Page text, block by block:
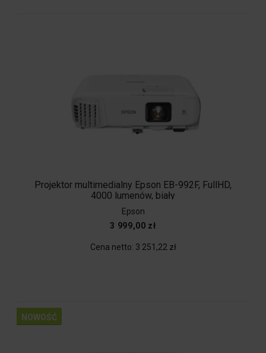
Projektor multimedialny Epson EB-992F, FullHD,
4000 lumenów, biały
Epson
3 999,00 zł
Cena netto: 3 251,22 zł
NOWOŚĆ